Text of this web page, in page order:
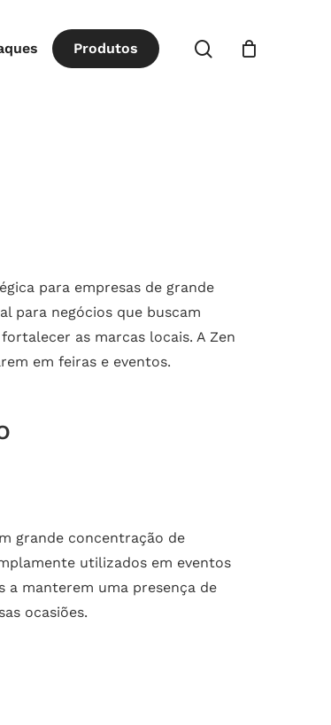
Produtos procurar
para empresas de grande
para negócios que buscam
as marcas locais. A Zen
em feiras e eventos.
grande concentração de
utilizados em eventos
a manterem uma presença de
ocasiões.